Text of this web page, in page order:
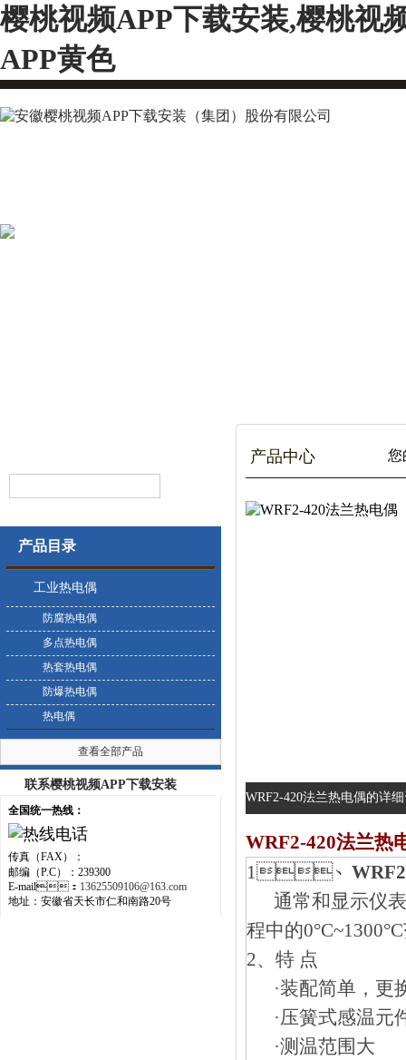
樱桃视频APP下载安装,樱桃视
APP黄色
产品目录
工业热电偶
防腐热电偶
多点热电偶
热套热电偶
防爆热电偶
热电偶
查看全部产品
联系樱桃视频APP下载安装
全国统一热线：
传真（FAX）：
邮编（P.C）：239300
E-mail： 13625509106@163.com
地址：安徽省天长市仁和南路20号
产品中心 您
WRF2-420法兰热电偶的详细
WRF2-420法兰热电
1、
通常和显示仪表
程中的0°C~1300°C
2、 特 点
·装配简单，
·压簧式感温元件
·测温范围大